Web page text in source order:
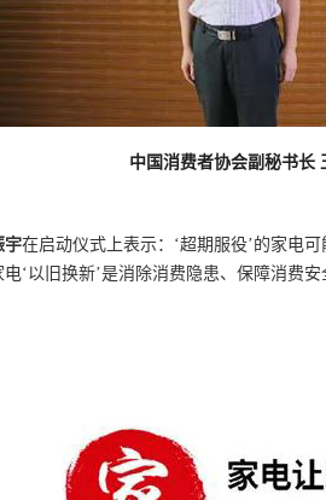
中国消费者协会副秘书长
宇在启动仪式上表示：‘超期服役’的家电
‘以旧换新’是消除消费隐患、保障消费